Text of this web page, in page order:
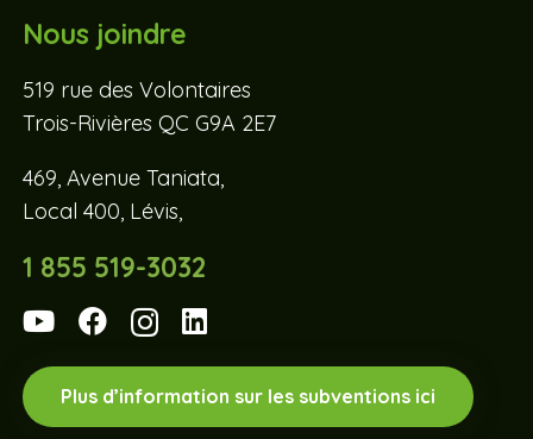
Nous joindre
519 rue des Volontaires
Trois-Rivières QC G9A 2E7
469, Avenue Taniata,
Local 400, Lévis,
1 855 519-3032
Plus d’information sur les subventions ici